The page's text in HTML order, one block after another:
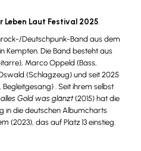
Leben Laut Festival 2025.
Deutschpunk-Band aus dem
Kempten. Die Band besteht aus
Marco Oppeld (Bass,
(Schlagzeug) und seit 2025
Begleitgesang) . Seit ihrem selbst
alles Gold was glänzt(2015) hat die
in die deutschen Albumcharts
(2023), das auf Platz 13 einstieg.